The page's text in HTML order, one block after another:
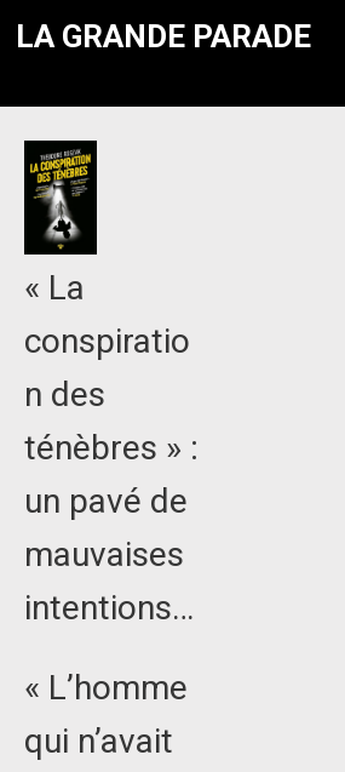
LA GRANDE PARADE
« La
conspiratio
n des
ténèbres » :
un pavé de
mauvaises
intentions…
« L’homme
qui n’avait